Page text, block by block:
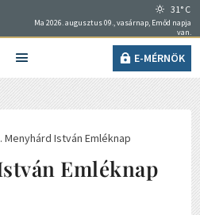
31° C
Ma 2026. augusztus 09., vasárnap, Emőd napja
van.
E-MÉRNÖK
Menyhárd István Emléknap
Emléknap